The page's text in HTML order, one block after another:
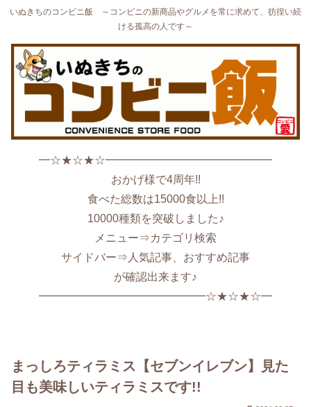
いぬきちのコンビニ飯 ～コンビニの新商品やグルメを常に求めて、彷徨い続
ける孤高の人です～
━☆★☆★☆━━━━━━━━━━━━━━━
おかげ様で4周年!!
食べた総数は15000食以上!!
10000種類を突破しました♪
メニュー⇒カテゴリ検索
サイドバー⇒人気記事、おすすめ記事
が確認出来ます♪
━━━━━━━━━━━━━━━☆★☆★☆━
まっしろティラミス【セブンイレブン】見た
目も美味しいティラミスです!!